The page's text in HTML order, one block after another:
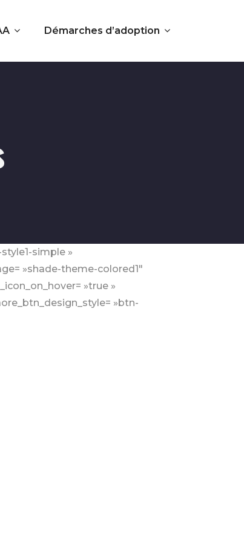
Démarches d’adoption
simple »
»shade-theme-colored1″
»true »
»btn-